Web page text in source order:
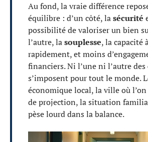
Au fond, la vraie différence
équilibre : d’un côté, lasécurité
possibilité de valoriser un bien
l’autre, lasouplesse, la capacité
rapidement, et moins
financiers. Ni l’une ni l’autre
s’imposent pour tout le monde.
économique local, la ville où
de projection, la situation
pèse lourd dans la balance.